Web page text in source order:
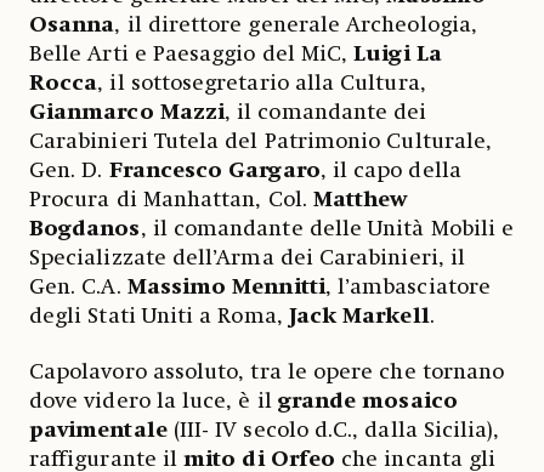
Osanna, il direttore generale Archeologia,
Belle Arti e Paesaggio del MiC,Luigi La
Rocca, il sottosegretario alla Cultura,
Gianmarco Mazzi, il comandante dei
Carabinieri Tutela del Patrimonio Culturale,
Gen. D. Francesco Gargaro, il capo della
Procura di Manhattan, Col. Matthew
Bogdanos, il comandante delle Unità Mobili e
Specializzate dell’Arma dei Carabinieri, il
Gen. C.A. Massimo Mennitti, l’ambasciatore
degli Stati Uniti a Roma, Jack Markell.
Capolavoro assoluto, tra le opere che tornano
dove videro la luce, è il grande mosaico
pavimentale(III- IV secolo d.C., dalla Sicilia),
raffigurante ilmito di Orfeo che incanta gli